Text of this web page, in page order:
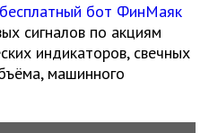
бесплатный бот ФинМаяк
сигналов по акциям
индикаторов, свечных
машинного